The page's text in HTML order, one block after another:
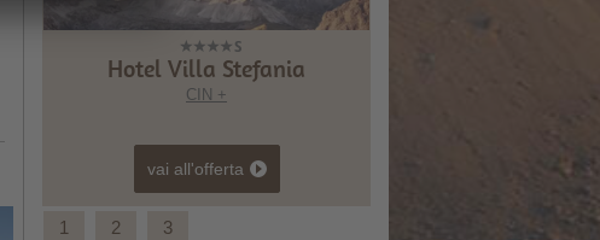
Hotel Villa Stefania
CIN +
vai all'offerta
1 2
3